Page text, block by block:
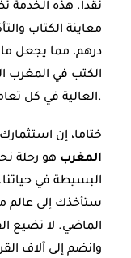
نقدا. هذه الخدمة
معاينة الكتاب
درهم، مما يجعل
الكتب في المغرب
العالية في كل تعاملاتهم الشرائية.
ختاما، إن
المغرب هو رحلة
البسيطة في
ستأخذك إلى عالم
الماضي. لا تضيع
وانضم إلى آلاف